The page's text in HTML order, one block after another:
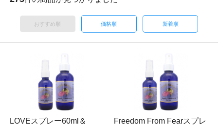
おすすめ順 価格順 新着順
LOVEスプレー60ml＆
Freedom From Fearスプレ